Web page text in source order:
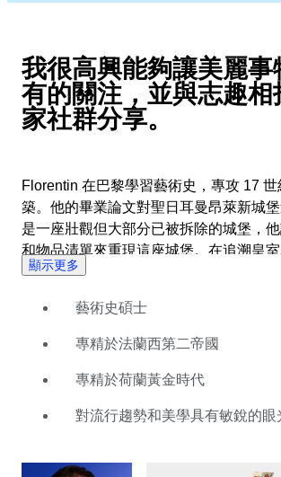
我很高興能夠讓美麗事
有的關注，並與志趣相
家社群分享。
Florentin 在巴黎學習藝術史，專攻 17
築。他的畢業論文對聖日耳曼昂萊新城
是一座壯觀但大部分已被拆除的城堡，
和物品清單來重現這座城堡。在追溯皇
的過程中，他激發出了對裝飾物品的熱烈
姆斯特丹定居，在那裡他漸漸對荷蘭黃
了深入瞭解。從事此行業的幸福感和激情
瓷制甜點餐具套裝，與他祖母喜歡用來
憶。正是這種人生經驗，令他對自己從事
與親朋好友一起創造美好時光。如果您也
顯示更多
藝術史碩士
專精於法蘭西第二帝國
專精於荷蘭黃金時代
對流行趨勢和美學具有敏銳的眼